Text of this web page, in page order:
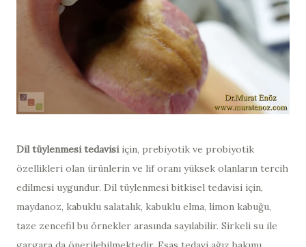
Dil tüylenmesi tedavisi için, prebiyotik ve probiyotik
özellikleri olan ürünlerin ve lif oranı yüksek olanların tercih
edilmesi uygundur. Dil tüylenmesi bitkisel tedavisi için,
maydanoz, kabuklu salatalık, kabuklu elma, limon kabuğu,
taze zencefil bu örnekler arasında sayılabilir. Sirkeli su ile